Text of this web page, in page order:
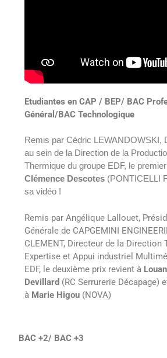
Etudiantes en CAP / BEP/ BAC
Général/BAC Technologique
Remis par Cédric LEWANDOWSKI,
au sein de la Direction de la
Thermique du groupe EDF, le
Clémence Descotes (PONTICELLI
sa vidéo !
Remis par Angélique Lallouet,
Générale de CAPGEMINI
CLEMENT, Directeur de la Direction
Expertise et Appui industriel
EDF, le deuxième prix revient à
Devillard (RC Serrurerie Décapage)
à Marie Higou (NOVA)
BAC +2/ BAC +3